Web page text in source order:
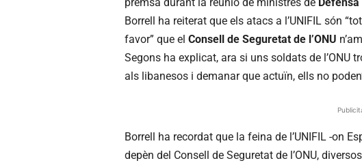
Borrell ha reiterat que els atacs a l’UNIFIL són
favor” que el Consell de Seguretat de l’ONU
Segons ha explicat, ara si uns soldats de l’ONU
als libanesos i demanar que actuïn, ells no
Borrell ha recordat que la feina de l’UNIFIL -on
depèn del Consell de Seguretat de l’ONU,